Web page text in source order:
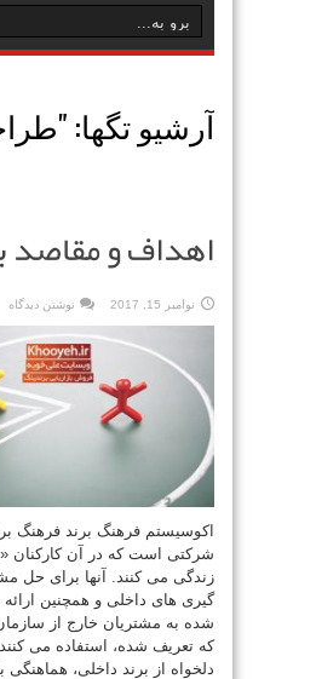
آرشیو تگها: "
اهداف و مقاصد
نوامبر 15, 2017 نوشتن دیدگاه
اکوسیستم فرهنگ برند فرهنگ
شرکتی است که در آن کارکنان
زندگی می کنند. آنها برای حل
گیری های داخلی و همچنین
شده به مشتریان خارج از
که تعریف شده، استفاده می
دلخواه از برند داخلی، هماهنگی